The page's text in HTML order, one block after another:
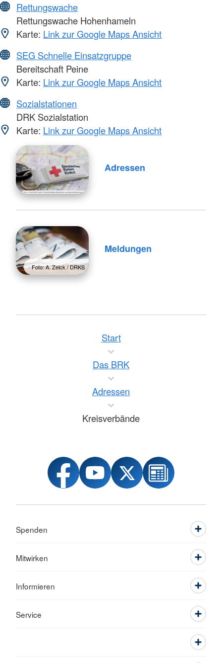
Rettungswache
Rettungswache Hohenhameln
Karte: Link zur Google Maps Ansicht
SEG Schnelle Einsatzgruppe
Bereitschaft Peine
Karte: Link zur Google Maps Ansicht
Sozialstationen
DRK Sozialstation
Karte: Link zur Google Maps Ansicht
Adressen
Foto: A. Zelck / DRKS
Meldungen
Start
Das BRK
Adressen
Kreisverbände
Spenden
Mitwirken
Informieren
Service